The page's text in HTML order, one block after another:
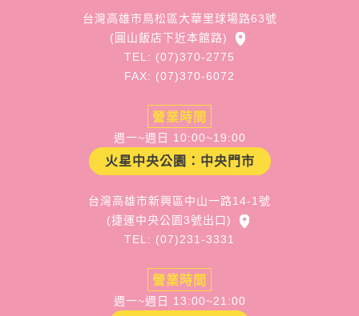
台灣高雄市鳥松區大華里球場路63號
(圓山飯店下近本館路)
TEL: (07)370-2775
FAX: (07)370-6072
營業時間
週一~週日 10:00~19:00
火星中央公園：中央門市
台灣高雄市新興區中山一路14-1號
(捷運中央公園3號出口)
TEL: (07)231-3331
營業時間
週一~週日 13:00~21:00